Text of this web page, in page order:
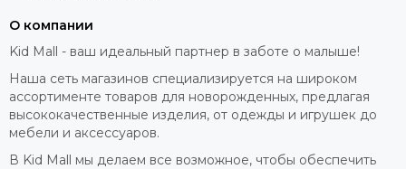
О компании
Kid Mall - ваш идеальный партнер в заботе о малыше!
Наша сеть магазинов специализируется на широком
ассортименте товаров для новорожденных, предлагая
высококачественные изделия, от одежды и игрушек до
мебели и аксессуаров.
В Kid Mall мы делаем все возможное, чтобы обеспечить